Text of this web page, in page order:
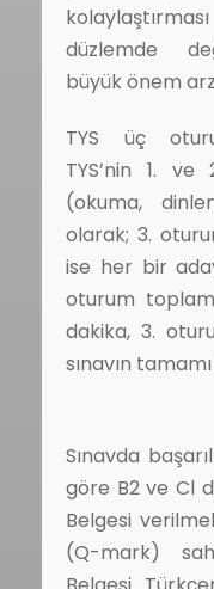
düzlemde
büyük önem
TYS üç
TYS’nin 1.
(okuma,
olarak; 3.
ise her bir
oturum
dakika, 3.
sınavın
Sınavda
göre B2 ve Cl
Belgesi
(Q-mark)